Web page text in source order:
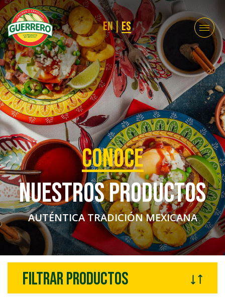
EN|ES
CONOCE
NUESTROS PRODUCTOS
AUTÉNTICA TRADICIÓN MEXICANA
Filtrar productos